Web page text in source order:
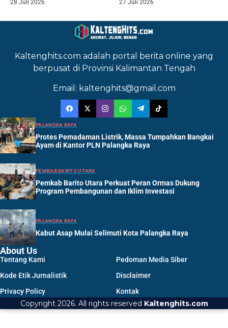
28 Juli 2026 27 Juli 2026
Kaltenghits.com adalah portal berita online yang
berpusat di Provinsi Kalimantan Tengah
Email: kaltenghits@gmail.com
PALANGKA RAYA
Protes Pemadaman Listrik, Massa Tumpahkan Bangkai
Ayam di Kantor PLN Palangka Raya
PEMKAB BARITO UTARA
Pemkab Barito Utara Perkuat Peran Ormas Dukung
Program Pembangunan dan Iklim Investasi
PALANGKA RAYA
Kabut Asap Mulai Selimuti Kota Palangka Raya
About Us
Tentang Kami
Pedoman Media Siber
Kode Etik Jurnalistik
Disclaimer
Privacy Policy
Kontak
Copyright 2026. All rights reserved Kaltenghits.com